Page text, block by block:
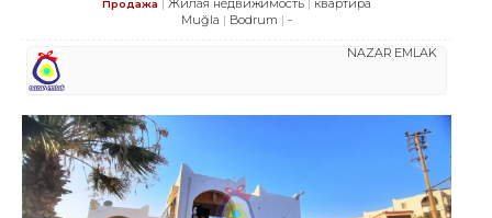
Продажа Жилая недвижимость
квартира
Muğla
Bodrum -
NAZAR EMLAK